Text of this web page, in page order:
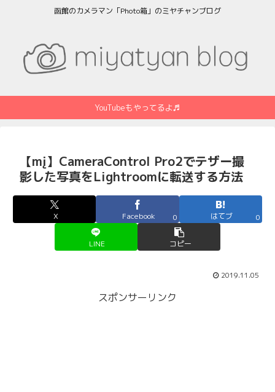
函館のカメラマン「Photo箱」のミヤチャンブログ
YouTubeもやってるよ♬
【mį】CameraControl Pro2でテザー撮
影した写真をLightroomに転送する方法
X Facebook 0 はてブ 0
LINE コピー
2019.11.05
スポンサーリンク